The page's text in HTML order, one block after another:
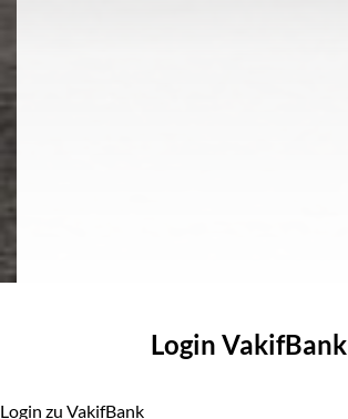
Login VakifBank
Login zu VakifBank